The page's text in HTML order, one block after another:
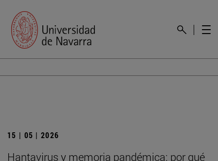
15 | 05 | 2026
Hantavirus y memoria pandémica: por qué